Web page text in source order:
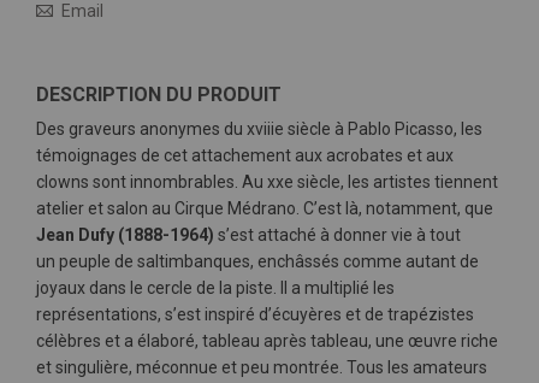
Email
DESCRIPTION DU PRODUIT
Des graveurs anonymes du xviiie siècle à Pablo Picasso, les
témoignages de cet attachement aux acrobates et aux
clowns sont innombrables. Au xxe siècle, les artistes tiennent
atelier et salon au Cirque Médrano. C’est là, notamment, que
Jean Dufy (1888-1964) s’est attaché à donner vie à tout
un peuple de saltimbanques, enchâssés comme autant de
joyaux dans le cercle de la piste. Il a multiplié les
représentations, s’est inspiré d’écuyères et de trapézistes
célèbres et a élaboré, tableau après tableau, une œuvre riche
et singulière, méconnue et peu montrée. Tous les amateurs